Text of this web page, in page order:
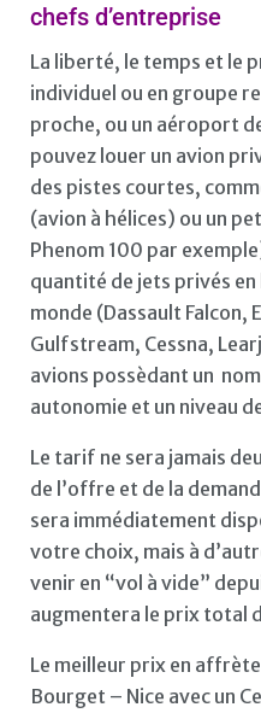
chefs d’entreprise
La liberté, le temps et le
individuel ou en groupe
proche, ou un aéroport
pouvez louer un avion
des pistes courtes,
(avion à hélices) ou un
Phenom 100 par
quantité de jets privés
monde (Dassault Falcon,
Gulfstream, Cessna,
avions possèdant un
autonomie et un niveau
Le tarif ne sera jamais
de l’offre et de la
sera immédiatement
votre choix, mais à
venir en “vol à vide”
augmentera le prix total
Le meilleur prix en
Bourget – Nice avec un